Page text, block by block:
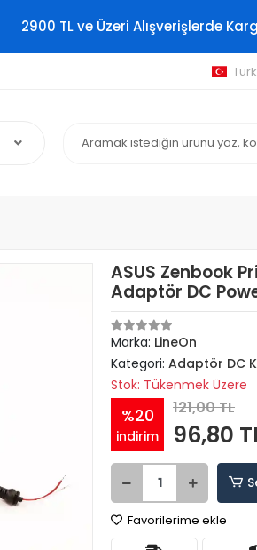
2900 TL ve Üzeri Alışverişlerde
ASUS Zenbook
Adaptör DC
Marka: LineOn
Kategori:Adaptör DC
Stok: Tükenmek Üzere
%20
indirim
121,00 TL
96,80
Favorilerime ekle